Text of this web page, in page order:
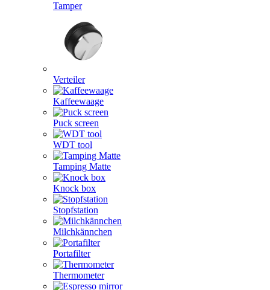
Tamper
Verteiler
Kaffeewaage
Puck screen
WDT tool
Tamping Matte
Knock box
Stopfstation
Milchkännchen
Portafilter
Thermometer